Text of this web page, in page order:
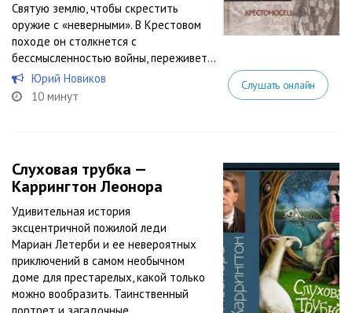
Святую землю, чтобы скрестить
оружие с «неверными». В Крестовом
походе он столкнется с
бессмысленностью войны, переживет...
Юрий Новиков
10 минут
Слушать онлайн
Слуховая трубка —
Каррингтон Леонора
Удивительная история
эксцентричной пожилой леди
Мариан Летерби и ее невероятных
приключений в самом необычном
доме для престарелых, какой только
можно вообразить. Таинственный